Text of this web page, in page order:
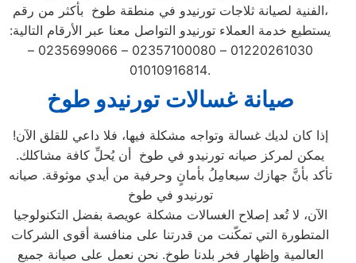
الفنية لصيانة ثلاجات تورنيدو في منطقة طوخ بأكثر من رقم،
يستطيع خدمة العملاء تورنيدو التواصل معنا عبر الأرقام التالية:
01220261030 – 02357100080 – 0235699066 –
01010916814.
صيانة غسالات تورنيدو طوخ
إذا كان لديك غسالة وتواجه مشكلة فيها، فلا داعي للقلق الآن!
يمكن لمركز صيانه تورنيدو في طوخ أن يُحلِّ كافة مشاكلك.
تأكد بأنَّ جهازك سيعامِلُ بأمانٍ وحرفية من أيدي موثوقة. صيانه
تورنيدو في طوخ
الآن، لا تُعد إصلاح الغسالات مشكلة عويصة بفضل التكنولوجيا
المتطورة التي تمكّنت من قدرتنا على منافسة أقوى الشركات
العالمية وإظهار فخر بلدنا طوخ. نحن نعمل على صيانة جميع